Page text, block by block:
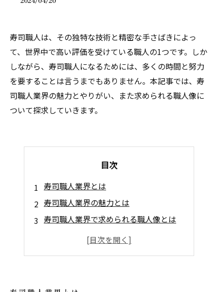
寿司職人は、その独特な技術と精密な手さばきによっ
て、世界中で高い評価を受けている職人の1つです。しか
しながら、寿司職人になるためには、多くの時間と努力
を要することは言うまでもありません。本記事では、寿
司職人業界の魅力とやりがい、また求められる職人像に
ついて探求していきます。
目次
寿司職人業界とは
寿司職人業界の魅力とは
寿司職人業界で求められる職人像とは
寿司職人業界でのやりがいとは